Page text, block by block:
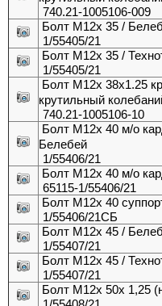
740.21-1005106-009
Болт М12х 35 /
1/55405/21
Болт М12х 35 /
1/55405/21
Болт М12х 38х1.25
крутильный
740.21-1005106-10
Болт М12х 40 м/о
Белебей
1/55406/21
Болт М12х 40 м/о
65115-1/55406/21
Болт М12х 40
1/55406/21СБ
Болт М12х 45 /
1/55407/21
Болт М12х 45 /
1/55407/21
Болт М12х 50х 1,25